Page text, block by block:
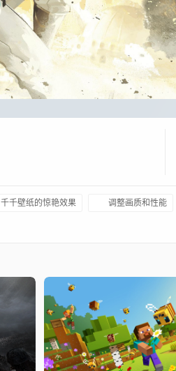
千千壁纸的惊艳效果 调整画质和性能